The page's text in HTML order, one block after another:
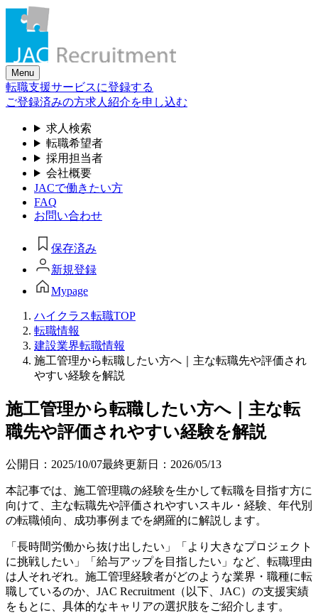
Skip
content
Menu
転職支援サービスに登録する
ご登録済みの方求人紹介を申し込む
求人検索
転職希望者
採用担当者
会社概要
JACで働きたい方
FAQ
お問い合わせ
保存済み
新規登録
Mypage
ハイクラス転職TOP
転職情報
建設業界転職情報
施工管理から転職したい方へ｜主な転職先や評価され
やすい経験を解説
施工管理から転職したい方へ｜主な転
職先や評価されやすい経験を解説
公開日： 2025/10/07最終更新日： 2026/05/13
本記事では、施工管理職の経験を生かして転職を目指す方に
向けて、主な転職先や評価されやすいスキル・経験、年代別
の転職傾向、成功事例までを網羅的に解説します。
「長時間労働から抜け出したい」「より大きなプロジェクト
に挑戦したい」「給与アップを目指したい」など、転職理由
は人それぞれ。施工管理経験者がどのような業界・職種に転
職しているのか、JAC Recruitment（以下、JAC）の支援実績
をもとに、具体的なキャリアの選択肢をご紹介します。